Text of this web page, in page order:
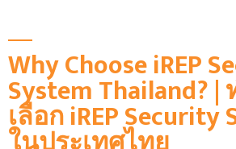
Why Choose iREP
System Thailand? |
เลือก iREP Security